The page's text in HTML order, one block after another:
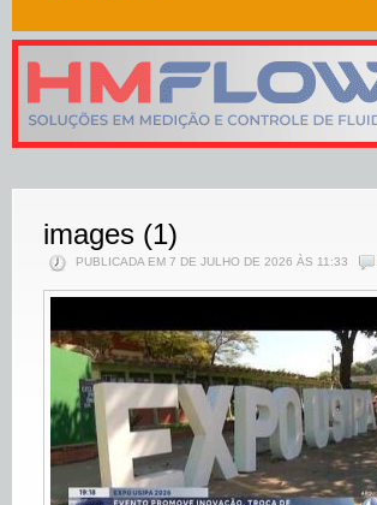
images (1)
PUBLICADA EM 7 DE JULHO DE 2026 ÀS 11:33